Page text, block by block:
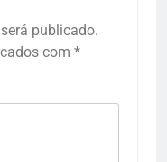
publicado.
com *